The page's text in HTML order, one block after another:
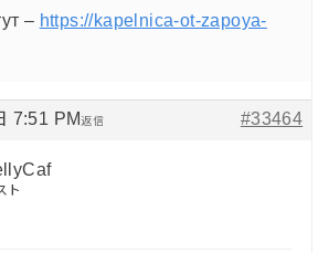
– https://kapelnica-ot-zapoya-
7:51 PM #33464
返信
ト